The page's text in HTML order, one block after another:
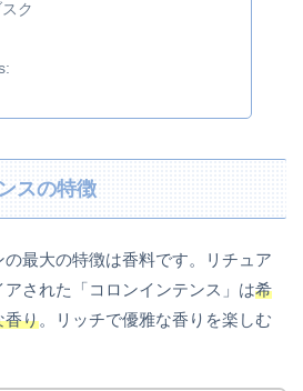
ク
スの特徴
最大の特徴は香料です。リチュア
された「コロンインテンス」は希
香り。リッチで優雅な香りを楽しむ